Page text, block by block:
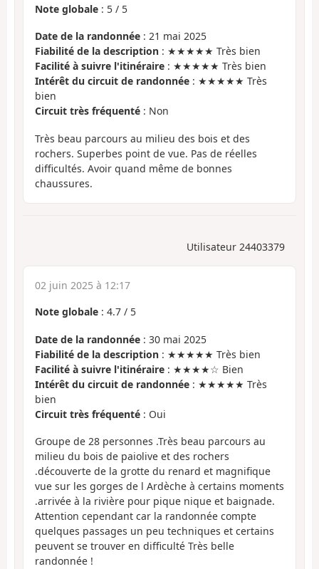
Note globale : 5 / 5
Date de la randonnée : 21 mai 2025
Fiabilité de la description : ★★★★★ Très bien
Facilité à suivre l'itinéraire : ★★★★★ Très bien
Intérêt du circuit de randonnée : ★★★★★ Très
bien
Circuit très fréquenté : Non
Très beau parcours au milieu des bois et des
rochers. Superbes point de vue. Pas de réelles
difficultés. Avoir quand même de bonnes
chaussures.
Utilisateur 24403379
02 juin 2025 à 12:17
Note globale : 4.7 / 5
Date de la randonnée : 30 mai 2025
Fiabilité de la description : ★★★★★ Très bien
Facilité à suivre l'itinéraire : ★★★★☆ Bien
Intérêt du circuit de randonnée : ★★★★★ Très
bien
Circuit très fréquenté : Oui
Groupe de 28 personnes .Très beau parcours au
milieu du bois de paiolive et des rochers
.découverte de la grotte du renard et magnifique
vue sur les gorges de l Ardèche à certains moments
.arrivée à la rivière pour pique nique et baignade.
Attention cependant car la randonnée compte
quelques passages un peu techniques et certains
peuvent se trouver en difficulté Très belle
randonnée !